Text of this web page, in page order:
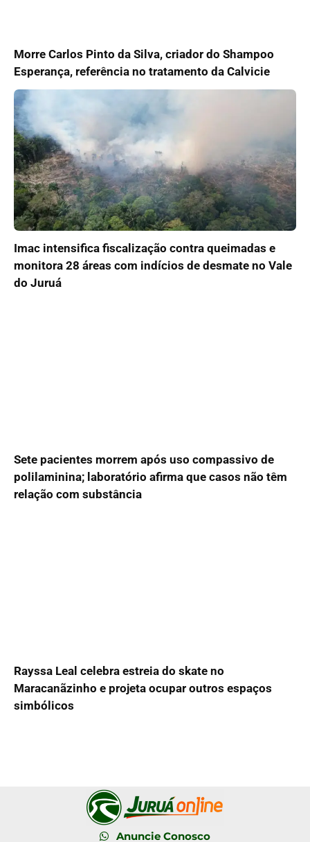
Morre Carlos Pinto da Silva, criador do Shampoo
Esperança, referência no tratamento da Calvicie
Imac intensifica fiscalização contra queimadas e
monitora 28 áreas com indícios de desmate no Vale
do Juruá
Sete pacientes morrem após uso compassivo de
polilaminina; laboratório afirma que casos não têm
relação com substância
Rayssa Leal celebra estreia do skate no
Maracanãzinho e projeta ocupar outros espaços
simbólicos
Anuncie Conosco